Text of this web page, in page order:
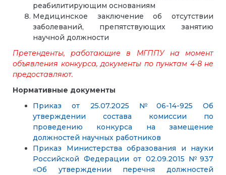
реабилитирующим основаниям
Медицинское заключение об отсутствии
заболеваний, препятствующих занятию
научной должности
Претенденты, работающие в МГППУ на момент
объявления конкурса, документы по пунктам 4-8 не
предоставляют.
Нормативные документы
Приказ от 25.07.2025 №06-14-925 Об
утверждении состава комиссии по
проведению конкурса на замещение
должностей научных работников
Приказ Министерства образования и науки
Российской Федерации от 02.09.2015 №937
«Об утверждении перечня должностей